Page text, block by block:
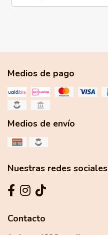
Medios de pago
Medios de envío
Nuestras redes sociales
Contacto